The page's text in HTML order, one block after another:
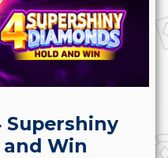
Supershiny
Win